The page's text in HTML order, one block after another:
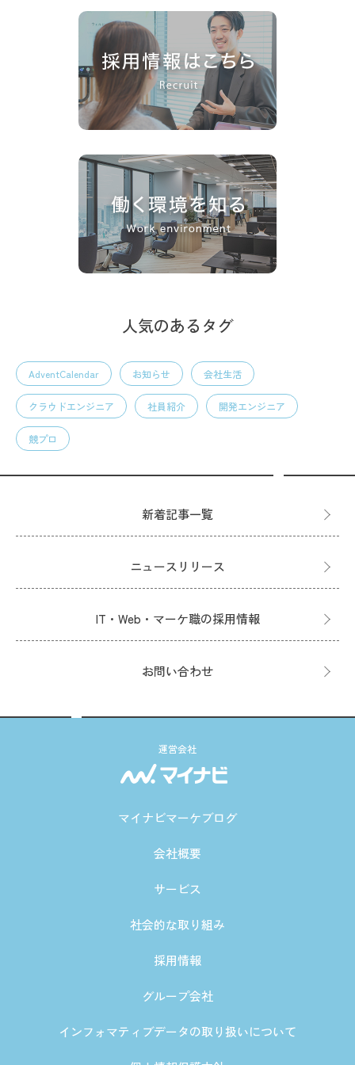
人気のあるタグ
AdventCalendar お知らせ 会社生活
クラウドエンジニア 社員紹介 開発エンジニア
競プロ
新着記事一覧
ニュースリリース
IT・Web・マーケ職の採用情報
お問い合わせ
運営会社
マイナビマーケブログ
会社概要
サービス
社会的な取り組み
採用情報
グループ会社
インフォマティブデータの取り扱いについて